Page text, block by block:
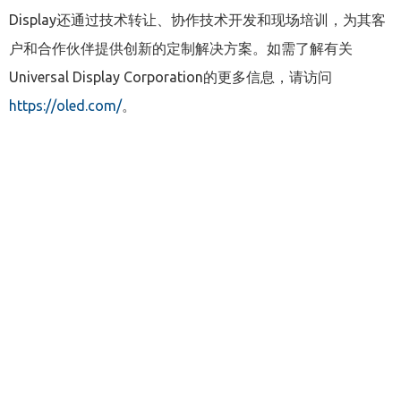
Display还通过技术转让、协作技术开发和现场培训，为其客
户和合作伙伴提供创新的定制解决方案。如需了解有关
Universal Display Corporation的更多信息，请访问
https://oled.com/。